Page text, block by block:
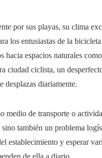
por sus playas, su clima
los entusiastas de la
hacia espacios naturales
ciudad ciclista, un
desplazas diariamente.
medio de transporte o
también un problema
establecimiento y esperar
de ella a diario.